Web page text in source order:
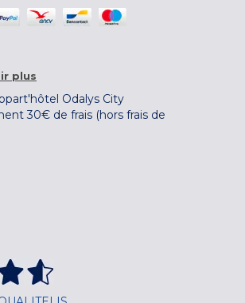
plus
Odalys City
30€ de frais (hors frais de